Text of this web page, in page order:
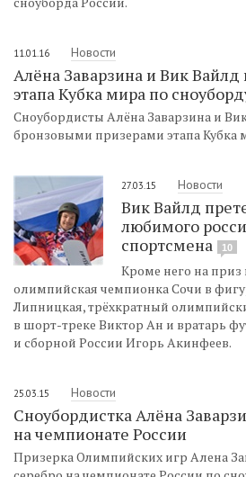
11.01.16 Новости
Алёна Заварзина и Вик Вайлд
этапа Кубка мира по
Сноубордисты Алёна Заварзина и
бронзовыми призерами этапа Кубка
27.03.15 Новости
Вик Вайлд
любимого
спортсмена
10
Кроме него на
олимпийская чемпионка Сочи в
Липницкая, трёхкратный
в шорт-треке Виктор Ан и вратарь
и сборной России Игорь Акинфеев.
25.03.15 Новости
Сноубордистка Алёна
на чемпионате России
Призерка Олимпийских игр Алена